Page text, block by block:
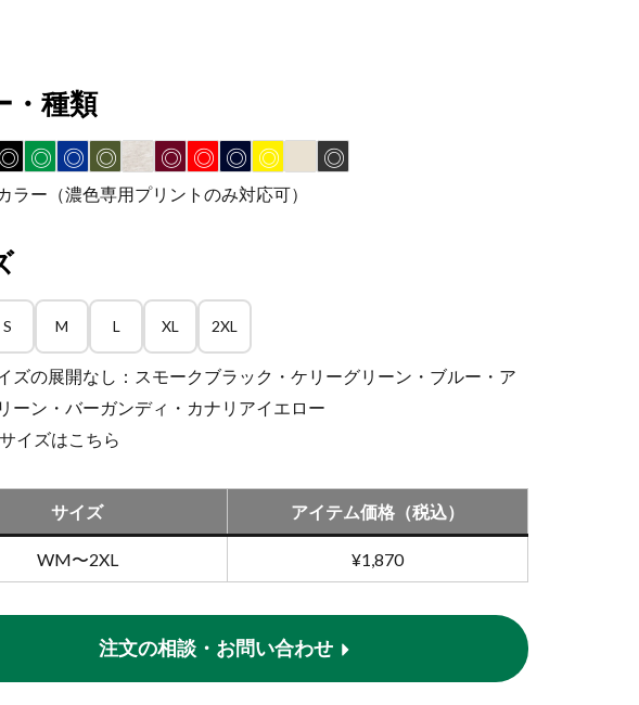
・種類
◎ ◎ ◎ ◎ ◎ ◎ ◎ ◎ ◎
ー（濃色専用プリントのみ対応可）
S M L XL 2XL
の展開なし：スモークブラック・ケリーグリーン・ブルー・ア
ーン・バーガンディ・カナリアイエロー
イズはこちら
サイズ アイテム価格（税込）
WM〜2XL ¥1,870
注文の相談・お問い合わせ